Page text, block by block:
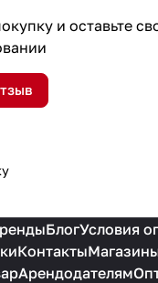
и оставьте
БлогУсловия
Контакты
Арендодателям